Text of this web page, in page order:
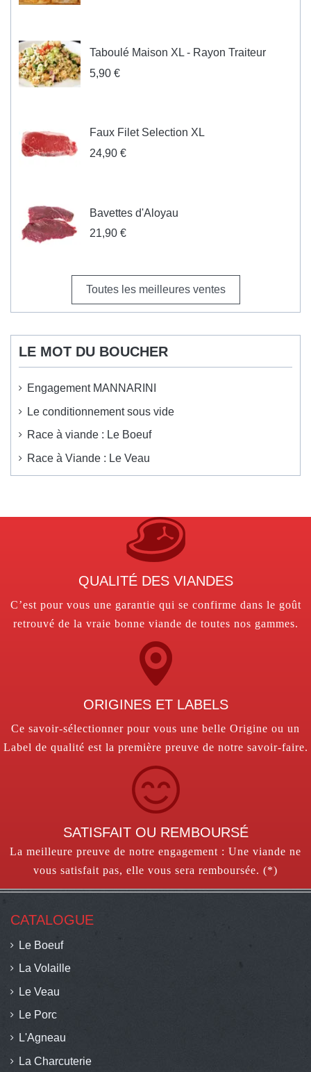
Taboulé Maison XL - Rayon Traiteur
5,90 €
Faux Filet Selection XL
24,90 €
Bavettes d'Aloyau
21,90 €
Toutes les meilleures ventes
LE MOT DU BOUCHER
Engagement MANNARINI
Le conditionnement sous vide
Race à viande : Le Boeuf
Race à Viande : Le Veau
QUALITÉ DES VIANDES
C’est pour vous une garantie qui se confirme dans le goût
retrouvé de la vraie bonne viande de toutes nos gammes.
ORIGINES ET LABELS
Ce savoir-sélectionner pour vous une belle Origine ou un
Label de qualité est la première preuve de notre savoir-faire.
SATISFAIT OU REMBOURSÉ
La meilleure preuve de notre engagement : Une viande ne
vous satisfait pas, elle vous sera remboursée. (*)
CATALOGUE
Le Boeuf
La Volaille
Le Veau
Le Porc
L'Agneau
La Charcuterie